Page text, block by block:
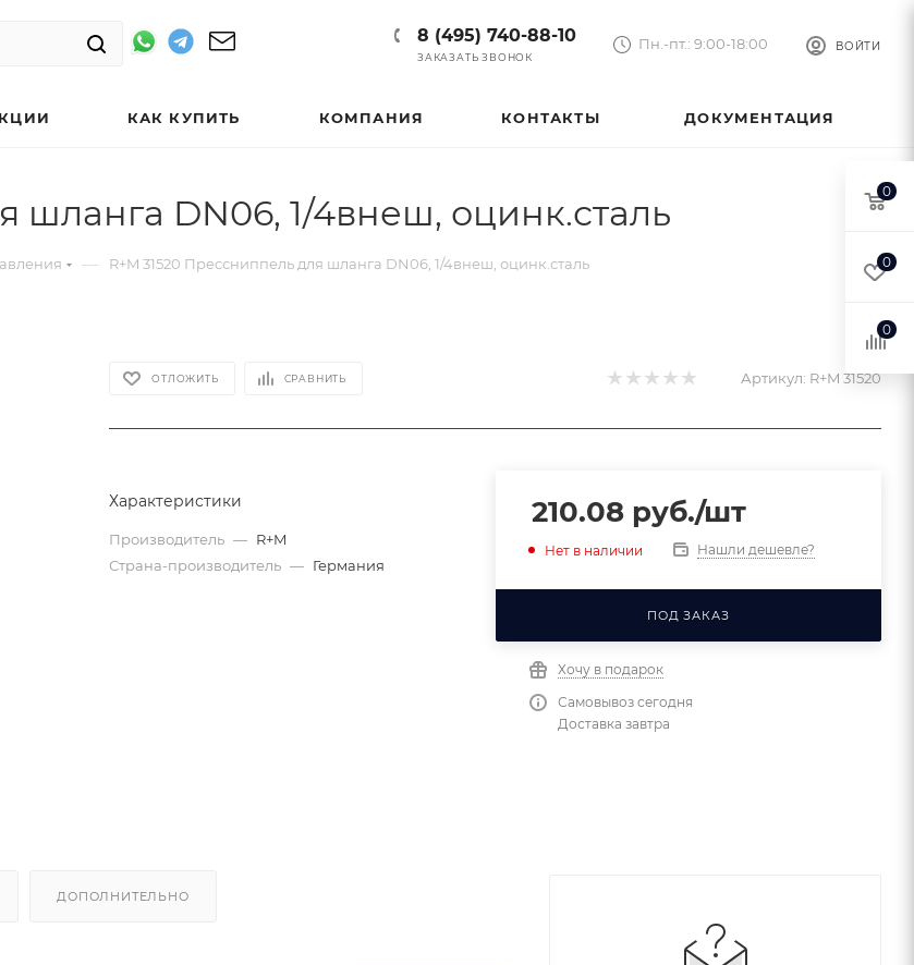
ВОЙТИ
8 (495) 740-88-10
ЗАКАЗАТЬ ЗВОНОК
Пн.-пт.: 9:00-18:00
КАК КУПИТЬ КОМПАНИЯ КОНТАКТЫ ДОКУМЕНТАЦИЯ
шланга DN06, 1/4внеш, оцинк.сталь
— R+M 31520 Прессниппель для шланга DN06, 1/4внеш, оцинк.сталь
ОТЛОЖИТЬ СРАВНИТЬ Артикул: R+M 31520
Характеристики
Производитель — R+M
Страна-производитель — Германия
210.08руб./шт
Нет в наличии Нашли дешевле?
ПОД ЗАКАЗ
Хочу в подарок
Самовывоз сегодня
Доставка завтра
ДОПОЛНИТЕЛЬНО
0
0
0